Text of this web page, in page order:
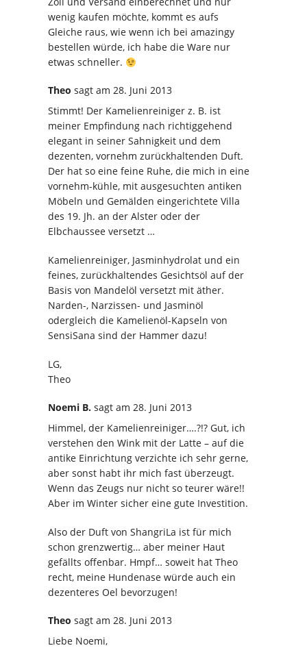
wenig kaufen möchte, kommt es aufs
Gleiche raus, wie wenn ich bei amazingy
bestellen würde, ich habe die Ware nur
etwas schneller.
Theo sagt am 28. Juni 2013
Stimmt! Der Kamelienreiniger z. B. ist
meiner Empfindung nach richtiggehend
elegant in seiner Sahnigkeit und dem
dezenten, vornehm zurückhaltenden Duft.
Der hat so eine feine Ruhe, die mich in eine
vornehm-kühle, mit ausgesuchten antiken
Möbeln und Gemälden eingerichtete Villa
des 19. Jh. an der Alster oder der
Elbchaussee versetzt …
Kamelienreiniger, Jasminhydrolat und ein
feines, zurückhaltendes Gesichtsöl auf der
Basis von Mandelöl versetzt mit äther.
Narden-, Narzissen- und Jasminöl
odergleich die Kamelienöl-Kapseln von
SensiSana sind der Hammer dazu!
LG,
Theo
Noemi B. sagt am 28. Juni 2013
Himmel, der Kamelienreiniger….?!? Gut, ich
verstehen den Wink mit der Latte – auf die
antike Einrichtung verzichte ich sehr gerne,
aber sonst habt ihr mich fast überzeugt.
Wenn das Zeugs nur nicht so teurer wäre!!
Aber im Winter sicher eine gute Investition.
Also der Duft von ShangriLa ist für mich
schon grenzwertig… aber meiner Haut
gefällts offenbar. Hmpf… soweit hat Theo
recht, meine Hundenase würde auch ein
dezenteres Oel bevorzugen!
Theo sagt am 28. Juni 2013
Liebe Noemi,